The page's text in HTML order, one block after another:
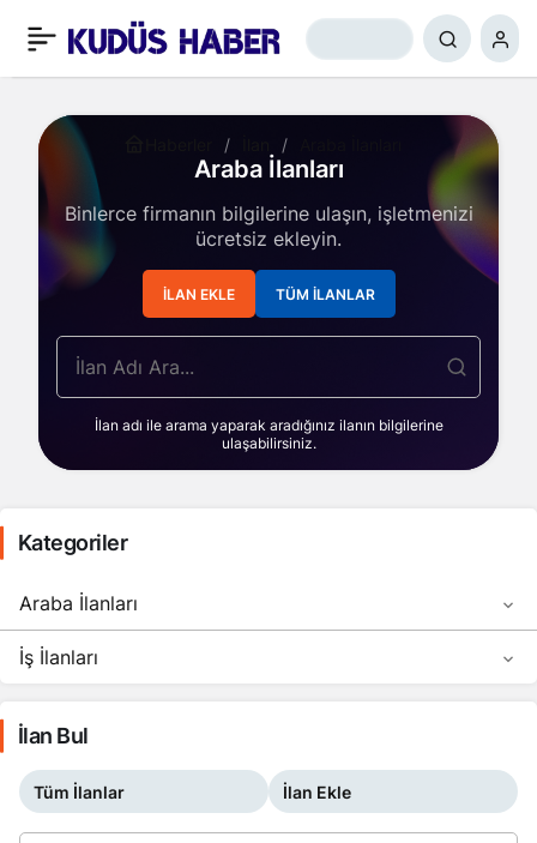
Araba İlanları
Binlerce firmanın bilgilerine ulaşın, işletmenizi
ücretsiz ekleyin.
İLAN EKLE TÜM İLANLAR
İlan adı ile arama yaparak aradığınız ilanın bilgilerine
ulaşabilirsiniz.
Kategoriler
Araba İlanları
İş İlanları
İlan Bul
Tüm İlanlar İlan Ekle